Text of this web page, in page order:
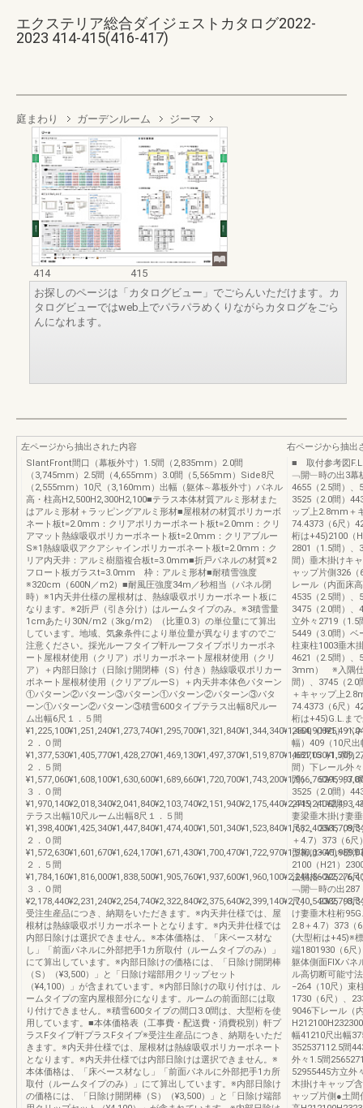
エクステリア総合ダイジェストカタログ2022-
2023 414-415(416-417)
庭まわり ガーデンルーム ジーマ
414
415
お探しのページは「カタログビュー」でごらんいただけます。カ
タログビューではweb上でパラパラめくりながらカタログをごら
んになれます。
左ページから抽出された内容
SlantFront間口（幕板外寸）1.5間（2,835mm）2.0間
（3,745mm）2.5間（4,655mm）3.0間（5,565mm）Side8尺
（2,555mm）10尺（3,160mm）出幅（躯体∼幕板外寸）パネル
高・柱高H2,500H2,300H2,100■テラス本体材質アルミ形材また
はアルミ形材＋ラッピングアルミ形材■屋根材の材質ポリカーボ
ネート板t=2.0mm：クリアポリカーボネート板t=2.0mm：クリ
アマット熱線吸収ポリカーボネート板t=2.0mm：クリアブルー
S※1熱線吸収アクアシャインポリカーボネート板t=2.0mm：ク
リア内天井：アルミ樹脂複合板t=3.0mm■折戸パネルの材質※2
フロート板ガラスt=3.0mm 枠：アルミ形材■耐積雪強度
※320cm（600N／m2）■耐風圧強度34m／秒相当（パネル閉
時）※1内天井仕様の屋根材は、熱線吸収ポリカーボネート板に
なります。※2折戸（引き分け）はルームタイプのみ。※3積雪量
1cmあたり30N/m2（3kg/m2）（比重0.3）の単位量にて算出
しています。地域、気象条件により単位量が異なりますのでご
注意ください。採光ルーフタイプ軒ルーフタイプポリカーボネ
ート屋根材使用（クリア）ポリカーボネート屋根材使用（クリ
ア）＋内部日除け（日除け開閉棒（S）付き）熱線吸収ポリカー
ボネート屋根材使用（クリアブルーS）＋内天井本体色パターン
①パターン②パターン③パターン①パターン②パターン③パタ
ーン①パターン②パターン③積雪600タイプテラス出幅8尺ルー
ム出幅6尺１．５間
２．０間
２．５間
３．０間
テラス出幅10尺ルーム出幅8尺１．５間
２．０間
２．５間
３．０間
受注生産品につき、納期をいただきます。※内天井仕様では、屋
根材は熱線吸収ポリカーボネートとなります。※内天井仕様では
内部日除けは選択できません。※本体価格は、「床ベース材な
し」「前面パネルに外部把手1カ所取付（ルームタイプのみ）」
にて算出しています。※内部日除けの価格には、「日除け開閉棒
（S）（¥3,500）」と「日除け端部用クリップセット
（¥4,100）」が含まれています。※内部日除けの取り付けは、ル
ームタイプの室内屋根部分になります。ルームの前面部には取
り付けできません。※積雪600タイプの間口3.0間は、大型桁を使
用しています。■本体価格表（工事費・配送費・消費税別）軒プ
ラスFタイプ軒プラスFタイプ※受注生産品につき、納期をいただ
きます。※内天井仕様では、屋根材は熱線吸収ポリカーボネート
となります。※内天井仕様では内部日除けは選択できません。※
本体価格は、「床ベース材なし」「前面パネルに外部把手1カ所
取付（ルームタイプのみ）」にて算出しています。※内部日除け
の価格には、「日除け開閉棒（S）（¥3,500）」と「日除け端部
右ページから抽出
■ 取付参考図
﹁開﹂時の出3幕
4655（2.5間）、
3525（2.0間）
ップ上2.8mm＋
74.4373（6尺）
桁は+45)2100（
2801（1.5間）、
間）垂木掛けキ
ャップ片側326
レール（内面床
4535（2.5間）、
3475（2.0間）、
立外々2719（1.5
5449（3.0間）
柱束柱1003垂木
4621（2.5間）、
3mm） ※入隅仕
間）、3745（2.0
＋キャップ上
74.4373（6尺）
桁は+45)G.L.ま
2500（H25）パ
幅）409（10尺
462715（1.5間）
間）下レール外
間）、5295（3.0
3525（2.0間）
2719（1.5間）、
妻梁垂木掛け妻
尺）、2535（8
＋4.7）373（6
型桁は+45)※標準
2100（H21）
法規格−225（6
﹁開﹂時の出
尺）、2335（8
け妻垂木柱桁
2.8＋4.7）373（
(大型桁は+45)※
端1801930（6尺
躯体側面FIXパネ
ル高切断可能寸
−264（10尺）束
1730（6尺）、
9046下レール（
幅41210尺出幅
352537112.5間
外々1.5間
52955445方立外
木掛けキャップ
ャップ片側●土間